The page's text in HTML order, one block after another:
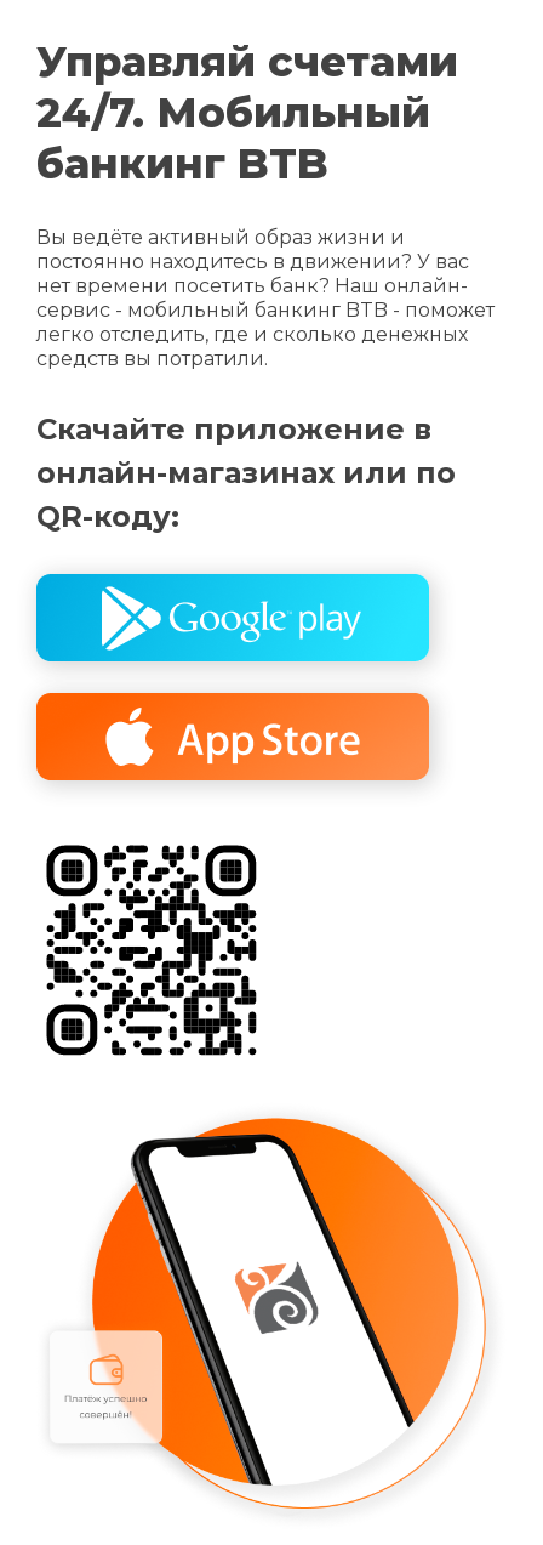
Управляй счетами
24/7. Мобильный
банкинг BTB
Вы ведёте активный образ жизни и
постоянно находитесь в движении? У вас
нет времени посетить банк? Наш онлайн-
сервис - мобильный банкинг BTB - поможет
легко отследить, где и сколько денежных
средств вы потратили.
Скачайте приложение в
онлайн-магазинах или по
QR-коду: